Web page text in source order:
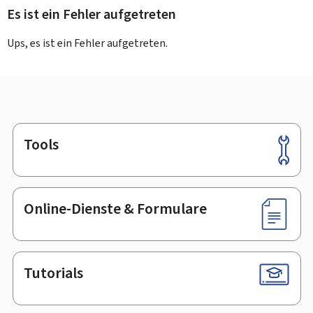
Es ist ein Fehler aufgetreten
Ups, es ist ein Fehler aufgetreten.
Footer
Tools
Online-Dienste & Formulare
Tutorials